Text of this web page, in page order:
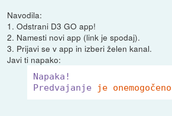
Navodila:
1. Odstrani D3 GO app!
2. Namesti novi app (link je spodaj).
3. Prijavi se v app in izberi želen kanal.
Javi ti napako:
Napaka!
Predvajanje
je